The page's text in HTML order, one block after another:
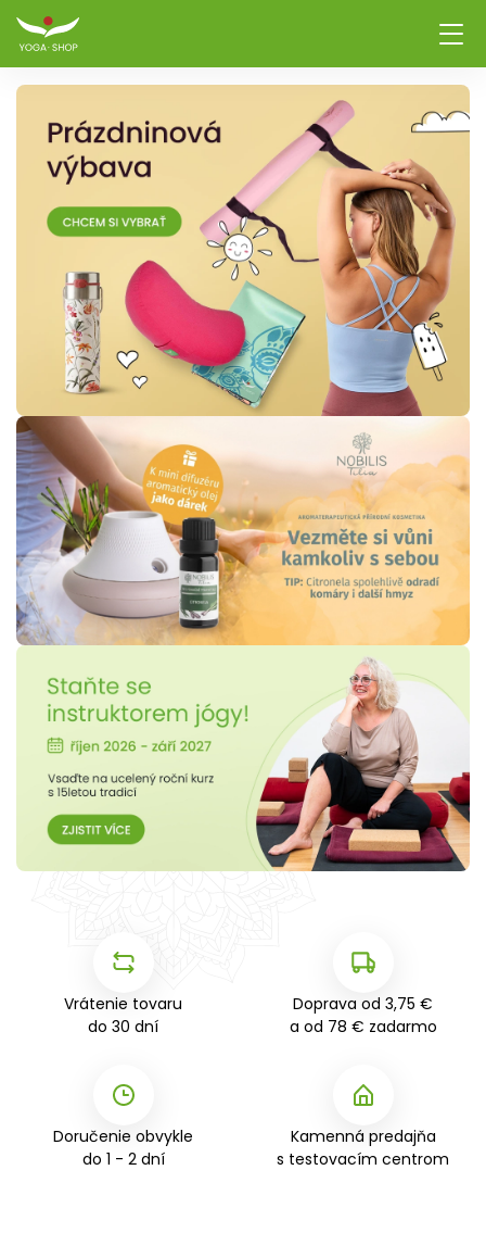
Vybavenie na jógu –
Vrátenie tovaru
do 30 dní
Doprava od 3,75 €
a od 78 € zadarmo
Doručenie obvykle
do 1 - 2 dní
Kamenná predajňa
s testovacím centrom